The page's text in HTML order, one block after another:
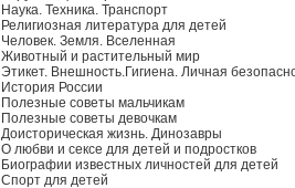
Наука. Техника. Транспорт
Религиозная литература для детей
Человек. Земля. Вселенная
Животный и растительный мир
Этикет. Внешность.Гигиена. Личная
История России
Полезные советы мальчикам
Полезные советы девочкам
Доисторическая жизнь. Динозавры
О любви и сексе для детей и подростков
Биографии известных личностей для детей
Спорт для детей